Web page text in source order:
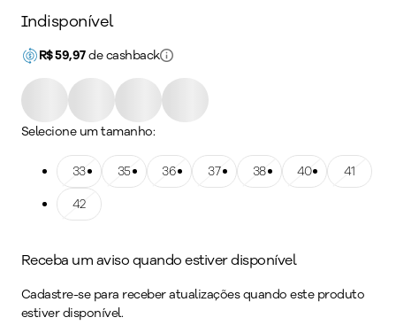
Indisponível
R$59,97de cashback
Selecione um tamanho:
Tamanho: 33
33Tamanho: 35
35Tamanho: 36
36Tamanho: 37
37Tamanho: 38
38Tamanho: 40
40Tamanho: 41
41
Tamanho: 42
42
Receba um aviso quando estiver disponível
Cadastre-se para receber atualizações quando este produto
estiver disponível.